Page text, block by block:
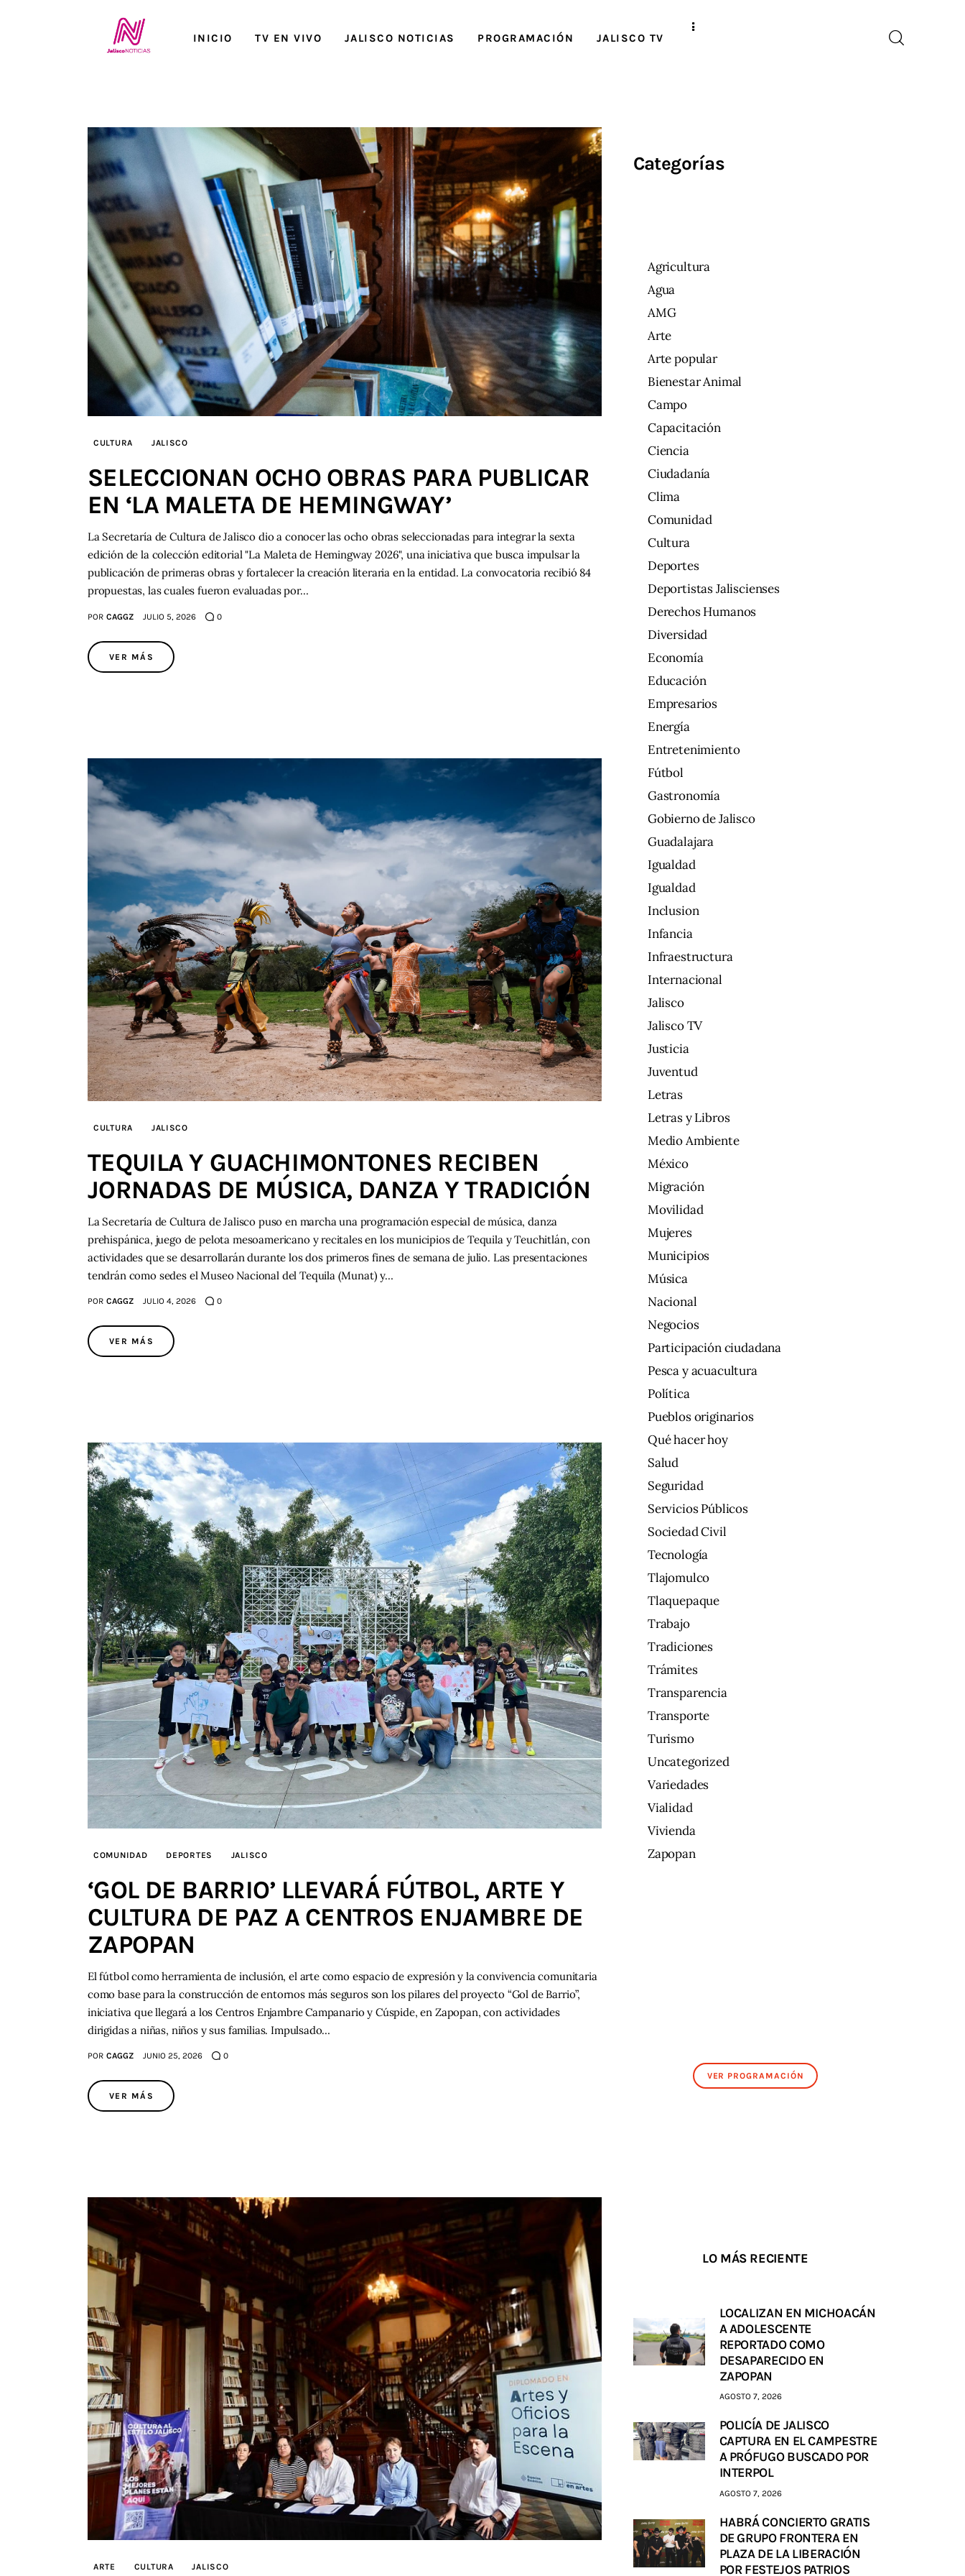
INICIO TV EN VIVO JALISCO NOTICIAS PROGRAMACIÓN JALISCO TV
Jalisco RADIO / En Vivo
CULTURA JALISCO
SELECCIONAN OCHO OBRAS PARA PUBLICAR
EN ‘LA MALETA DE HEMINGWAY’
La Secretaría de Cultura de Jalisco dio a conocer las ocho obras seleccionadas para integrar la sexta
edición de la colección editorial "La Maleta de Hemingway 2026", una iniciativa que busca impulsar la
publicación de primeras obras y fortalecer la creación literaria en la entidad. La convocatoria recibió 84
propuestas, las cuales fueron evaluadas por…
POR CAGGZ JULIO 5, 2026 0
VER MÁS
CULTURA JALISCO
TEQUILA Y GUACHIMONTONES RECIBEN
JORNADAS DE MÚSICA, DANZA Y TRADICIÓN
La Secretaría de Cultura de Jalisco puso en marcha una programación especial de música, danza
prehispánica, juego de pelota mesoamericano y recitales en los municipios de Tequila y Teuchitlán, con
actividades que se desarrollarán durante los dos primeros fines de semana de julio. Las presentaciones
tendrán como sedes el Museo Nacional del Tequila (Munat) y…
POR CAGGZ JULIO 4, 2026 0
VER MÁS
COMUNIDAD DEPORTES JALISCO
‘GOL DE BARRIO’ LLEVARÁ FÚTBOL, ARTE Y
CULTURA DE PAZ A CENTROS ENJAMBRE DE
ZAPOPAN
El fútbol como herramienta de inclusión, el arte como espacio de expresión y la convivencia comunitaria
como base para la construcción de entornos más seguros son los pilares del proyecto “Gol de Barrio”,
iniciativa que llegará a los Centros Enjambre Campanario y Cúspide, en Zapopan, con actividades
dirigidas a niñas, niños y sus familias. Impulsado…
POR CAGGZ JUNIO 25, 2026 0
VER MÁS
ARTE CULTURA JALISCO
Categorías
Agricultura
Agua
AMG
Arte
Arte popular
Bienestar Animal
Campo
Capacitación
Ciencia
Ciudadanía
Clima
Comunidad
Cultura
Deportes
Deportistas Jaliscienses
Derechos Humanos
Diversidad
Economía
Educación
Empresarios
Energía
Entretenimiento
Fútbol
Gastronomía
Gobierno de Jalisco
Guadalajara
Igualdad
Igualdad
Inclusion
Infancia
Infraestructura
Internacional
Jalisco
Jalisco TV
Justicia
Juventud
Letras
Letras y Libros
Medio Ambiente
México
Migración
Movilidad
Mujeres
Municipios
Música
Nacional
Negocios
Participación ciudadana
Pesca y acuacultura
Política
Pueblos originarios
Qué hacer hoy
Salud
Seguridad
Servicios Públicos
Sociedad Civil
Tecnología
Tlajomulco
Tlaquepaque
Trabajo
Tradiciones
Trámites
Transparencia
Transporte
Turismo
Uncategorized
Variedades
Vialidad
Vivienda
Zapopan
VER PROGRAMACIÓN
LO MÁS RECIENTE
LOCALIZAN EN MICHOACÁN
A ADOLESCENTE
REPORTADO COMO
DESAPARECIDO EN
ZAPOPAN
AGOSTO 7, 2026
POLICÍA DE JALISCO
CAPTURA EN EL CAMPESTRE
A PRÓFUGO BUSCADO POR
INTERPOL
AGOSTO 7, 2026
HABRÁ CONCIERTO GRATIS
DE GRUPO FRONTERA EN
PLAZA DE LA LIBERACIÓN
POR FESTEJOS PATRIOS